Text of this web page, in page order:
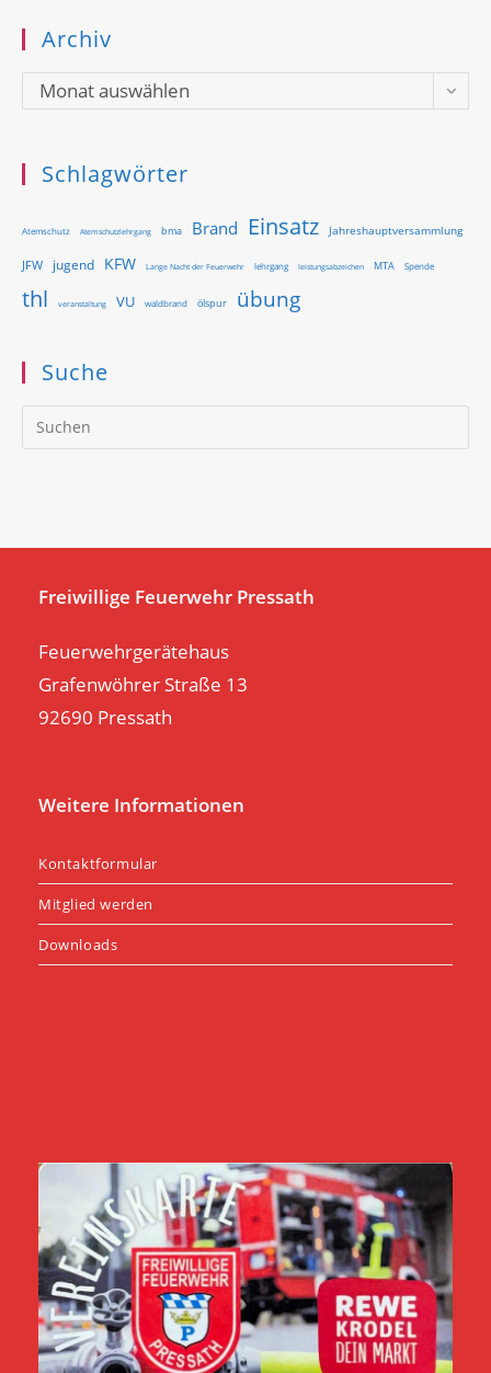
Archiv
Archiv
Monat auswählen
Schlagwörter
Atemschutz Atemschutzlehrgang bma Brand Einsatz Jahreshauptversammlung
JFW jugend KFW Lange Nacht der Feuerwehr lehrgang leistungsabzeichen MTA Spende
thl veranstaltung VU waldbrand ölspur übung
Suche
Freiwillige Feuerwehr Pressath
Feuerwehrgerätehaus
Grafenwöhrer Straße 13
92690 Pressath
Weitere Informationen
Kontaktformular
Mitglied werden
Downloads